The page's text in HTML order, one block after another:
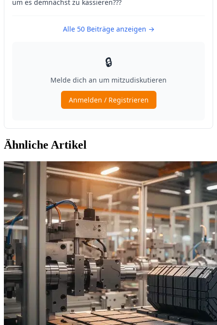
Ähnliche Artikel